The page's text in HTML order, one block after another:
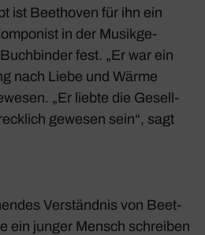
ist Beet­hoven für ihn ein
in der Musik­ge­
fest. „Er war ein
nach Liebe und Wärme
„Er liebte die Gesell­
gewesen sein“, sagt
Verständnis von Beet­
ein junger Mensch schreiben